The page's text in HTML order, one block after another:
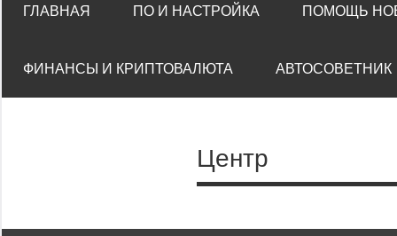
ГЛАВНАЯ ПО И НАСТРОЙКА ПОМОЩЬ
ФИНАНСЫ И КРИПТОВАЛЮТА АВТОСОВЕТНИК
Центр